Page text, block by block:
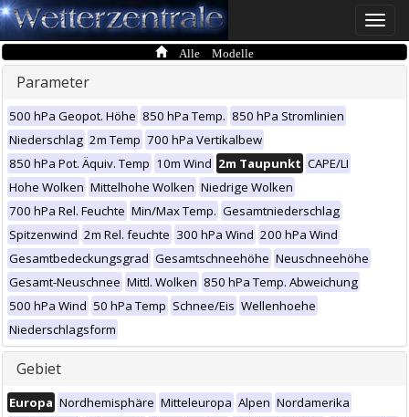
Toggle
Alle Modelle
Parameter
500 hPa Geopot. Höhe 850 hPa Temp. 850 hPa Stromlinien
Niederschlag 2m Temp 700 hPa Vertikalbew
850 hPa Pot. Äquiv. Temp 10m Wind 2m Taupunkt CAPE/LI
Hohe Wolken Mittelhohe Wolken Niedrige Wolken
700 hPa Rel. Feuchte Min/Max Temp. Gesamtniederschlag
Spitzenwind 2m Rel. feuchte 300 hPa Wind 200 hPa Wind
Gesamtbedeckungsgrad Gesamtschneehöhe Neuschneehöhe
Gesamt-Neuschnee Mittl. Wolken 850 hPa Temp. Abweichung
500 hPa Wind 50 hPa Temp Schnee/Eis Wellenhoehe
Niederschlagsform
Gebiet
Europa Nordhemisphäre Mitteleuropa Alpen Nordamerika